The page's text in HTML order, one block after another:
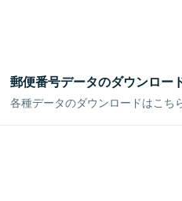
郵便番号データのダウンロー
各種データのダウンロードはこち